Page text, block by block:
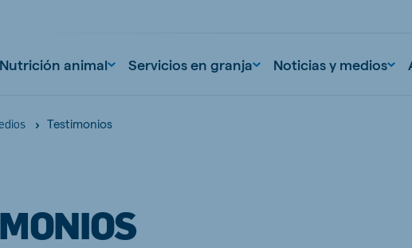
Nutrición animal Servicios en granja Noticias y medios
Testimonios